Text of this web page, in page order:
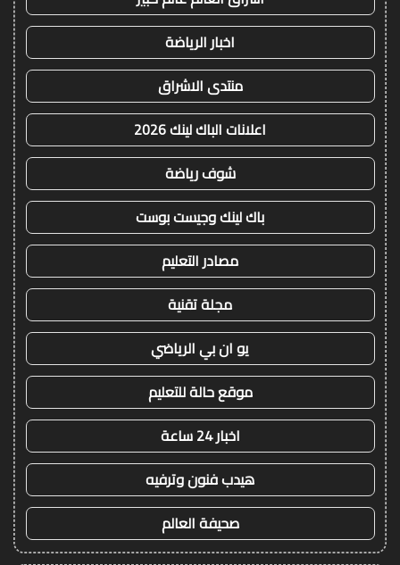
اخبار الرياضة
منتدى الاشراق
اعلانات الباك لينك 2026
شوف رياضة
باك لينك وجيست بوست
مصادر التعليم
مجلة تقنية
يو ان بي الرياضي
موقع حالة للتعليم
اخبار 24 ساعة
هيدب فنون وترفيه
صحيفة العالم